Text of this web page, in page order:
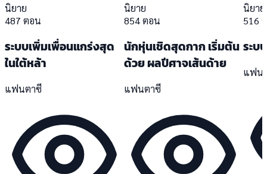
นิยาย
487 ตอน
ระบบเพิ่มเพื่อนแกร่งสุด
ในใต้หล้า
แฟนตาซี
นิยาย
854 ตอน
นักหุ่นเชิดสุดกาก เริ่มต้น
ด้วย ผลปีศาจเส้นด้าย
แฟนตาซี
นิยาย
516
ระบ
แฟน